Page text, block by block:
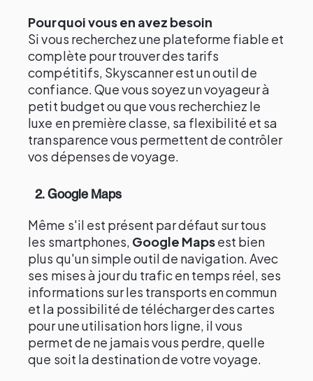
Pourquoi vous en avez besoin
Si vous recherchez une plateforme fiable et
complète pour trouver des tarifs
compétitifs, Skyscanner est un outil de
confiance. Que vous soyez un voyageur à
petit budget ou que vous recherchiez le
luxe en première classe, sa flexibilité et sa
transparence vous permettent de contrôler
vos dépenses de voyage.
2. Google Maps
Même s'il est présent par défaut sur tous
les smartphones, Google Mapsest bien
plus qu'un simple outil de navigation. Avec
ses mises à jour du trafic en temps réel, ses
informations sur les transports en commun
et la possibilité de télécharger des cartes
pour une utilisation hors ligne, il vous
permet de ne jamais vous perdre, quelle
que soit la destination de votre voyage.